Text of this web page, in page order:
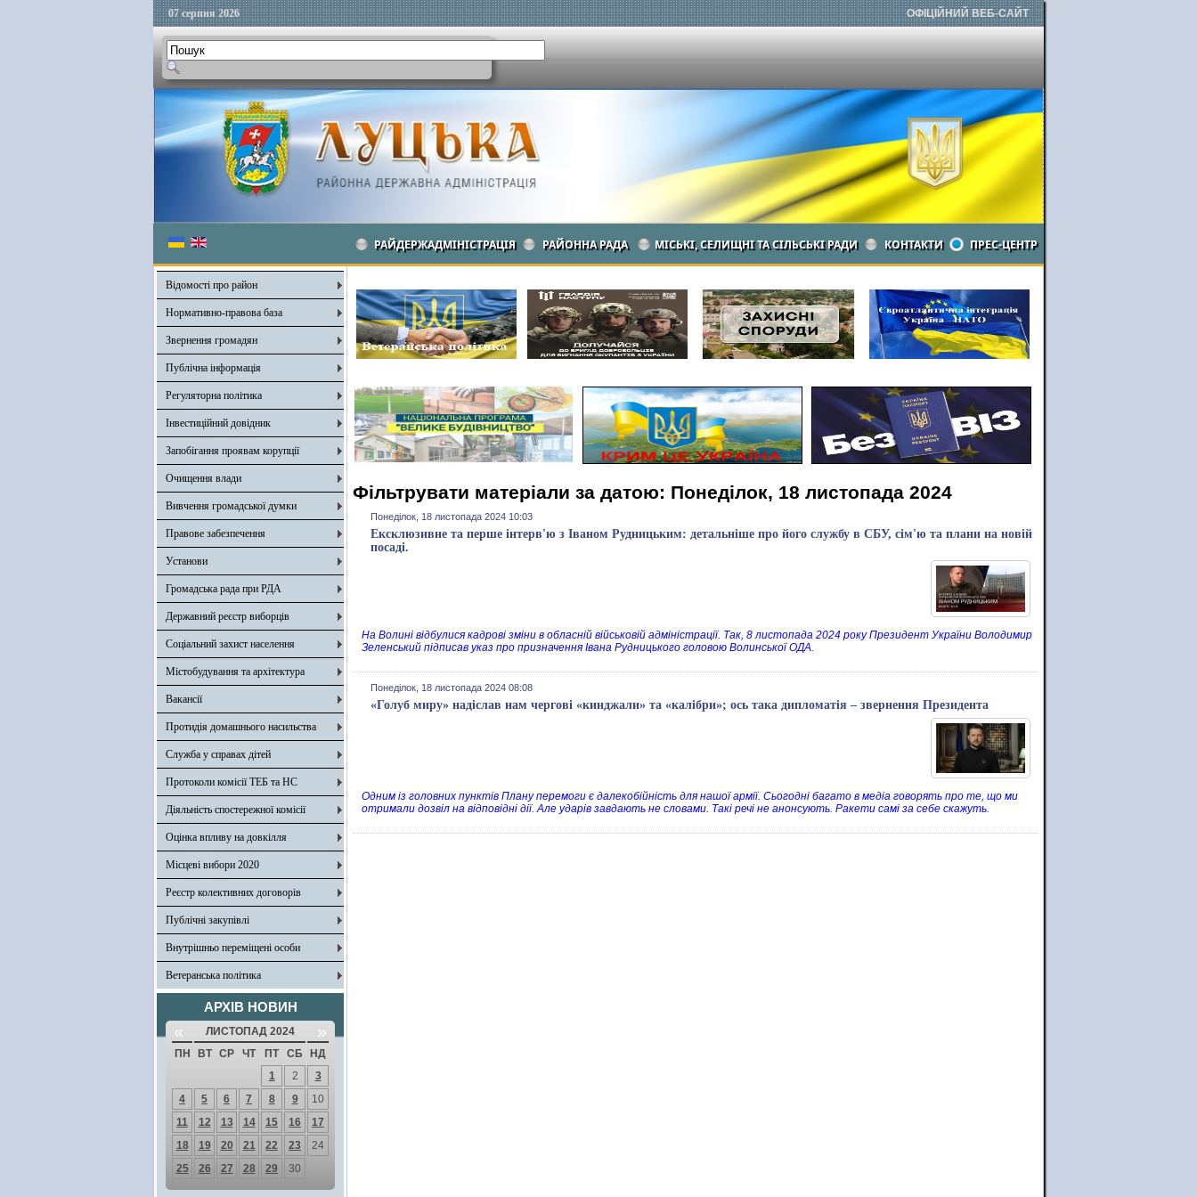
07 серпня 2026 ОФІЦІЙНИЙ ВЕБ-САЙТ
РАЙДЕРЖАДМІНІСТРАЦІЯ РАЙОННА РАДА МІСЬКІ, СЕЛИЩНІ ТА СІЛЬСЬКІ РАДИ КОНТАКТИ ПРЕС-ЦЕНТР
Відомості про район
Нормативно-правова база
Звернення громадян
Публічна інформація
Регуляторна політика
Інвестиційний довідник
Запобігання проявам корупції
Очищення влади
Вивчення громадської думки
Правове забезпечення
Установи
Громадська рада при РДА
Державний реєстр виборців
Соціальний захист населення
Містобудування та архітектура
Вакансії
Протидія домашнього насильства
Служба у справах дітей
Протоколи комісії ТЕБ та НС
Діяльність спостережної комісії
Оцінка впливу на довкілля
Місцеві вибори 2020
Реєстр колективних договорів
Публічні закупівлі
Внутрішньо переміщені особи
Ветеранська політика
АРХІВ НОВИН
« ЛИСТОПАД 2024 »
ПН ВТ СР ЧТ ПТ СБ
НД
1
2
3
4
5 6 7 8 9
10
11
12 13 14 15 16
17
18
19 20 21 22 23
24
25
26 27 28 29 30
Фільтрувати матеріали за датою: Понеділок, 18 листопада 2024
Понеділок, 18 листопада 2024 10:03
Ексклюзивне та перше інтерв'ю з Іваном Рудницьким: детальніше про його службу в СБУ, сім'ю та плани на новій
посаді.
На Волині відбулися кадрові зміни в обласній військовій адміністрації. Так, 8 листопада 2024 року Президент України Володимир
Зеленський підписав указ про призначення Івана Рудницького головою Волинської ОДА.
Понеділок, 18 листопада 2024 08:08
«Голуб миру» надіслав нам чергові «кинджали» та «калібри»; ось така дипломатія – звернення Президента
Одним із головних пунктів Плану перемоги є далекобійність для нашої армії. Сьогодні багато в медіа говорять про те, що ми
отримали дозвіл на відповідні дії. Але ударів завдають не словами. Такі речі не анонсують. Ракети самі за себе скажуть.